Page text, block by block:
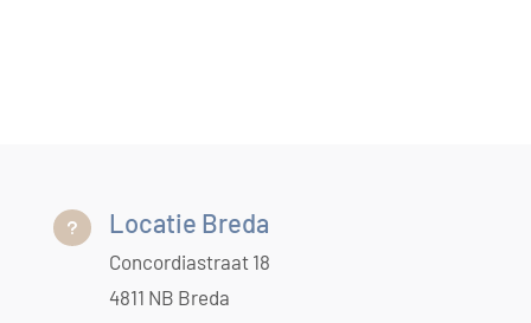
u Locatie Breda
Concordiastraat 18
4811 NB Breda